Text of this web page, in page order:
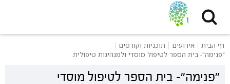
דף הבית אירועים
תוכניות וקורסים
"פנימה"- בית הספר לטיפול מוסדי ולמנהיגות טיפולית
"פנימה"- בית הספר לטיפול מוסדי